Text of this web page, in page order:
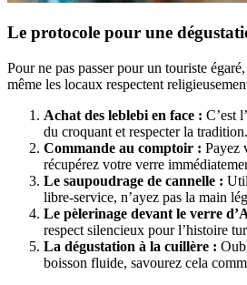
Le protocole pour une
Pour ne pas passer pour un touriste
même les locaux respectent
Achat des leblebi en face : C’est
du croquant et respecter la tradition.
Commande au comptoir : Payez
récupérez votre verre
Le saupoudrage de cannelle :
libre-service, n’ayez pas la main
Le pèlerinage devant le verre
respect silencieux pour l’histoire
La dégustation à la cuillère :
boisson fluide, savourez cela